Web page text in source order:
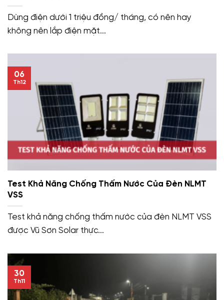
Dùng điện dưới 1 triệu đồng/ tháng, có nên hay
không nên lắp điện mặt...
Test Khả Năng Chống Thấm Nước Của Đèn NLMT
VSS
Test khả năng chống thấm nước của đèn NLMT VSS
được Vũ Sơn Solar thực...
06
Th12
30
Th11